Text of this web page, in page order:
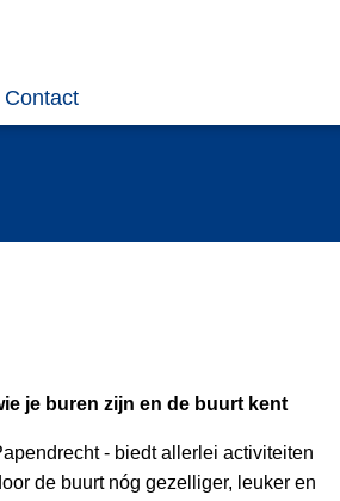
Contact
je buren zijn en de buurt kent
- biedt allerlei activiteiten
de buurt nóg gezelliger, leuker en